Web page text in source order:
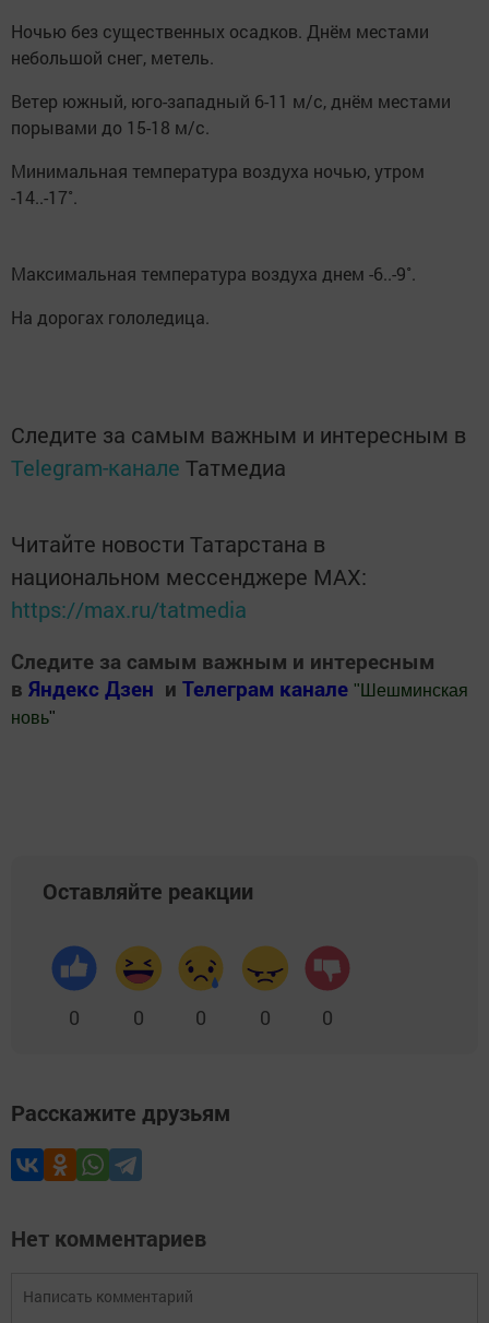
Ночью без существенных осадков. Днём местами
небольшой снег, метель.
Ветер южный, юго-западный 6-11 м/с, днём местами
порывами до 15-18 м/с.
Минимальная температура воздуха ночью, утром
-14..-17˚.
Максимальная температура воздуха днем -6..-9˚.
На дорогах гололедица.
Следите за самым важным и интересным в
Telegram-канале Татмедиа
Читайте новости Татарстана в
национальном мессенджере MАХ:
https://max.ru/tatmedia
Следите за самым важным и интересным
в Яндекс Дзен и Телеграм канале " Шешминская
новь"
Оставляйте реакции
0 0 0 0 0
Расскажите друзьям
Нет комментариев